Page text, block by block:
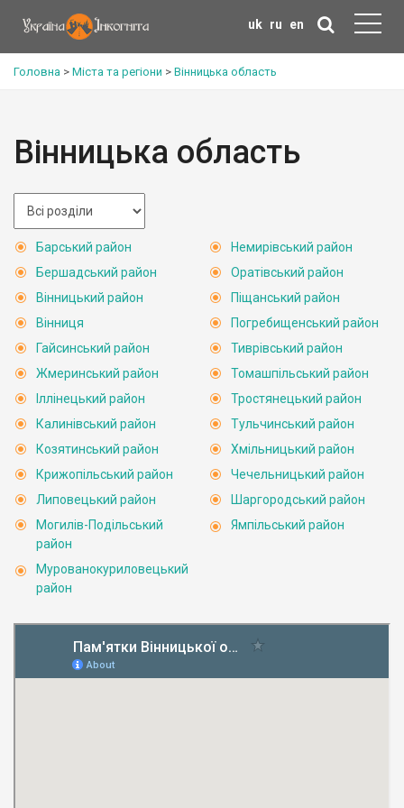
uk ru en
Головна > Міста та регіони > Вінницька область
Вінницька область
Барський район
Бершадський район
Вінницький район
Вінниця
Гайсинський район
Жмеринський район
Іллінецький район
Калинівський район
Козятинський район
Крижопільський район
Липовецький район
Могилів-Подільський
район
Мурованокуриловецький
район
Немирівський район
Оратівський район
Піщанський район
Погребищенський район
Тиврівський район
Томашпільський район
Тростянецький район
Тульчинський район
Хмільницький район
Чечельницький район
Шаргородський район
Ямпільський район